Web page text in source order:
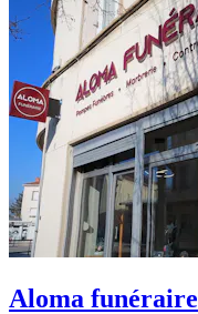
Aloma funéraire